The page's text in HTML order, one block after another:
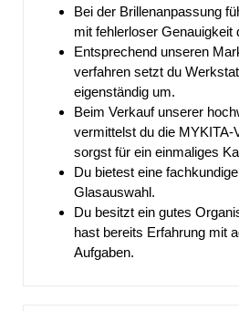
Bei der Brillenanpassung
mit fehlerloser Genauigkeit
Entsprechend unseren
verfahren setzt du
eigenständig um.
Beim Verkauf unserer
vermittelst du die MYKITA-
sorgst für ein einmaliges
Du bietest eine
Glasauswahl.
Du besitzt ein gutes
hast bereits Erfahrung mit
Aufgaben.